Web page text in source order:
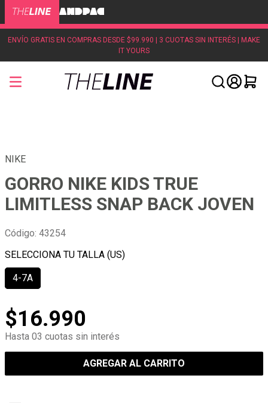
ENVÍO GRATIS EN COMPRAS DESDE $99.990 | 3 CUOTAS SIN INTERÉS | MAKE
IT YOURS
NIKE
GORRO NIKE KIDS TRUE
LIMITLESS SNAP BACK JOVEN
Código: 43254
4-7A
$16.990
Hasta 03 cuotas sin interés
AGREGAR AL CARRITO